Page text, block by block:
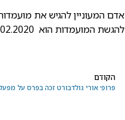
אדם המעוניין להגיש את
להגשת המועמדות הוא 15.02.2020
הקודם
פרופ׳ אורי גולדבורט זכה בפרס על